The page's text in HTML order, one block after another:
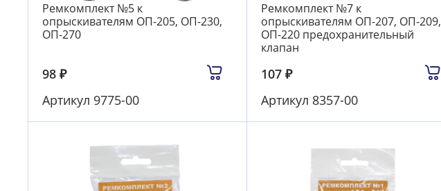
Ремкомплект №5 к
опрыскивателям ОП-205, ОП-230,
ОП-270
98 ₽
Артикул 9775-00
Ремкомплект №7 к
опрыскивателям ОП-207, ОП-209,
ОП-220 предохранительный
клапан
107 ₽
Артикул 8357-00